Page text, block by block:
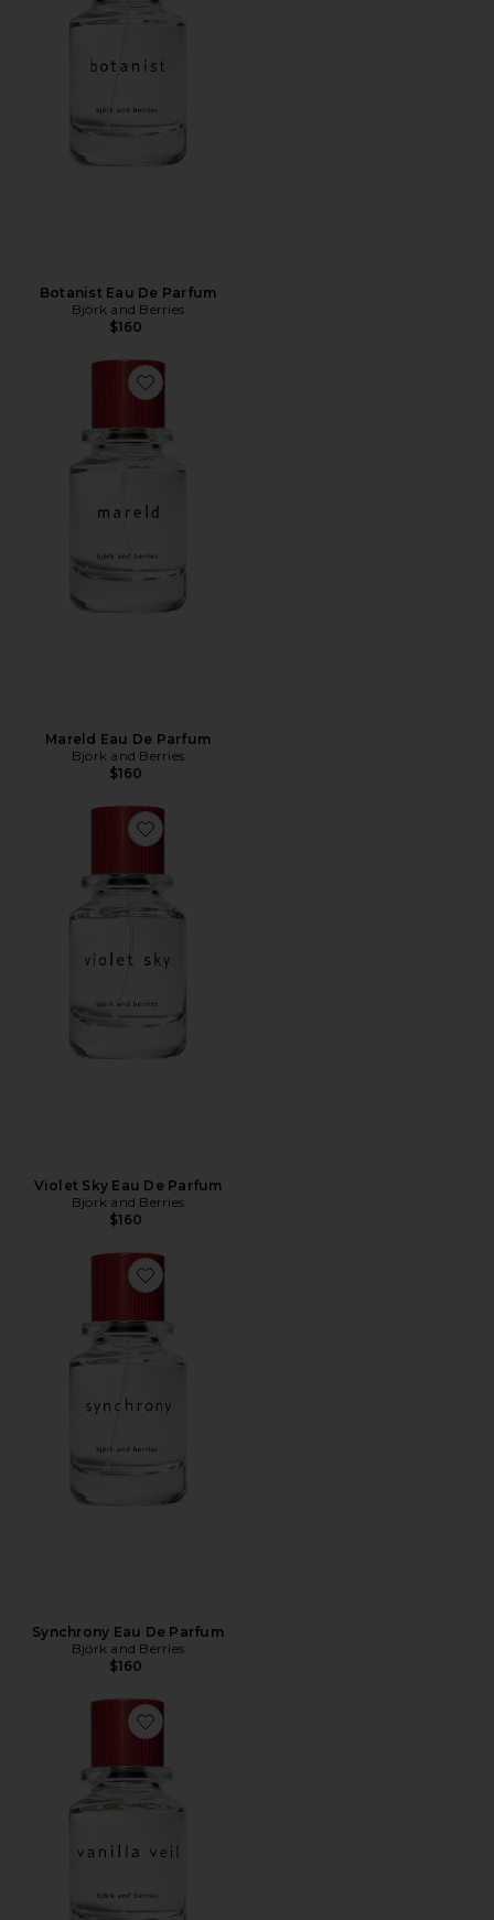
Botanist Eau De Parfum
Björk and Berries
$160
Favorite Mareld Eau De Parfum
Mareld Eau De Parfum
Björk and Berries
$160
Favorite Violet Sky Eau De Parfum
Violet Sky Eau De Parfum
Björk and Berries
$160
Favorite Synchrony Eau De Parfum
Synchrony Eau De Parfum
Björk and Berries
$160
Favorite Vanilla Veil Eau De Parfum